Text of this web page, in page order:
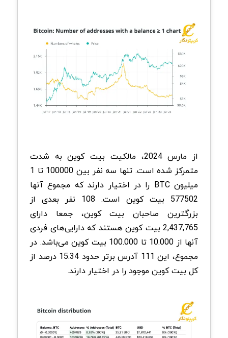
از مارس 2024، مالکیت بیت کوین به شدت
متمرکز شده است. تنها سه نفر بین 100000 تا 1
میلیون BTC را در اختیار دارند که مجموع آنها
577502 بیت کوین است. 108 نفر بعدی از
بزرگترین صاحبان بیت کوین، جمعا دارای
2,437,765 بیت کوین هستند که دارایی‌های فردی
آنها از 10.000 تا 100.000 بیت کوین می‌باشد. در
مجموع، این 111 آدرس برتر حدود 15.34 درصد از
کل بیت کوین موجود را در اختیار دارند.